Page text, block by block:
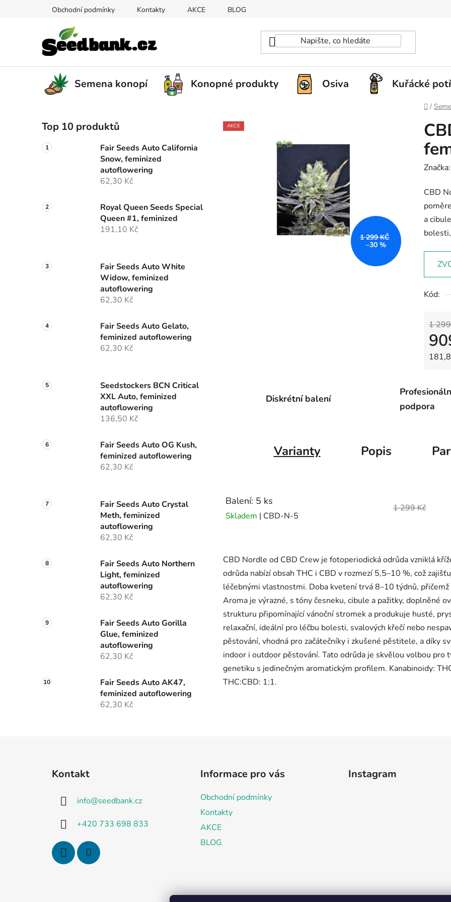
Obchodní podmínky Kontakty AKCE BLOG
Semena konopí Konopné produkty Osiva Kuřácké
Domů
/
o
s
t
n
n
e
Top 10 produktů
Fair Seeds Auto California
Snow, feminized
autoflowering
62,30 Kč
Royal Queen Seeds Special
Queen #1, feminized
191,10 Kč
Fair Seeds Auto White
Widow, feminized
autoflowering
62,30 Kč
Fair Seeds Auto Gelato,
feminized autoflowering
62,30 Kč
Seedstockers BCN Critical
XXL Auto, feminized
autoflowering
136,50 Kč
Fair Seeds Auto OG Kush,
feminized autoflowering
62,30 Kč
Fair Seeds Auto Crystal
Meth, feminized
autoflowering
62,30 Kč
Fair Seeds Auto Northern
Light, feminized
autoflowering
62,30 Kč
Fair Seeds Auto Gorilla
Glue, feminized
autoflowering
62,30 Kč
Fair Seeds Auto AK47,
feminized autoflowering
62,30 Kč
Značka:
CBD
a
Kód:
1
AKCE
1 299 KČ
–30 %
Diskrétní balení
podpora
Varianty Popis
Balení: 5 ks
Skladem | CBD-N-5
1 299 Kč
Kontakt
info@seedbank.cz
+420 733 698 833
Informace pro vás
Obchodní podmínky
Kontakty
AKCE
BLOG
Instagram